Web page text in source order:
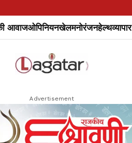
आवाजओपिनियनखेलमनोरंजनहेल्थव्यापार
Advertisement